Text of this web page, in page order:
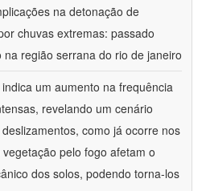
na detonação de
chuvas extremas: passado
região serrana do rio de janeiro
um aumento na frequência
revelando um cenário
como já ocorre nos
pelo fogo afetam o
dos solos, podendo torna-los